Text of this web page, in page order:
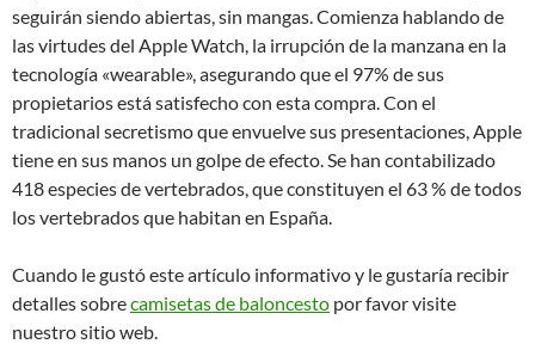
seguirán siendo abiertas, sin mangas. Comienza hablando de
las virtudes del Apple Watch, la irrupción de la manzana en la
tecnología «wearable», asegurando que el 97% de sus
propietarios está satisfecho con esta compra. Con el
tradicional secretismo que envuelve sus presentaciones, Apple
tiene en sus manos un golpe de efecto. Se han contabilizado
418 especies de vertebrados, que constituyen el 63 % de todos
los vertebrados que habitan en España.
Cuando le gustó este artículo informativo y le gustaría recibir
detalles sobrecamisetas de baloncesto por favor visite
nuestro sitio web.